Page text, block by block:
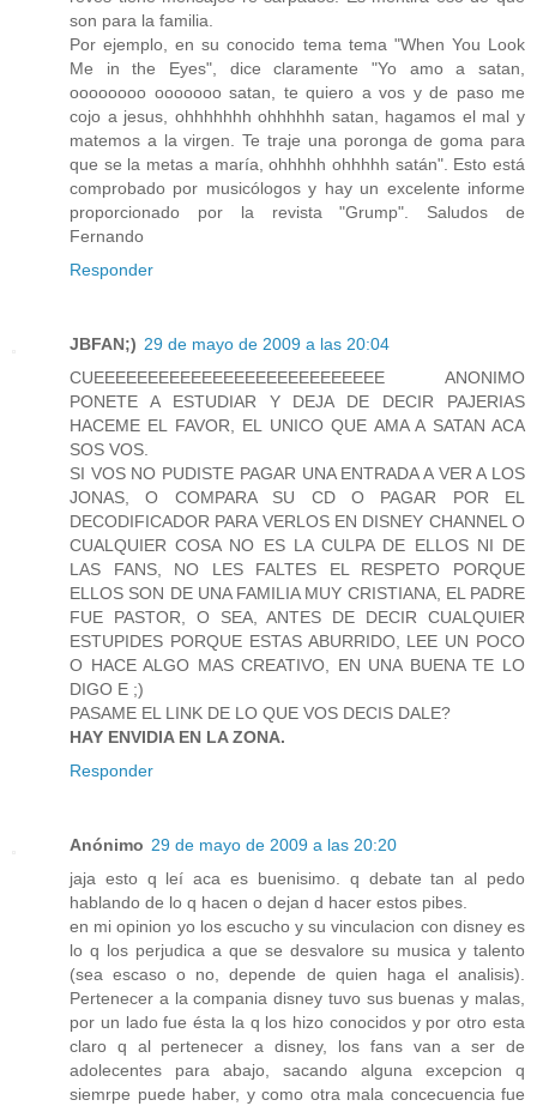
son para la familia.
Por ejemplo, en su conocido tema tema "When You Look
Me in the Eyes", dice claramente "Yo amo a satan,
oooooooo ooooooo satan, te quiero a vos y de paso me
cojo a jesus, ohhhhhhh ohhhhhh satan, hagamos el mal y
matemos a la virgen. Te traje una poronga de goma para
que se la metas a maría, ohhhhh ohhhhh satán". Esto está
comprobado por musicólogos y hay un excelente informe
proporcionado por la revista "Grump". Saludos de
Fernando
Responder
JBFAN;) 29 de mayo de 2009 a las 20:04
CUEEEEEEEEEEEEEEEEEEEEEEEEEEE ANONIMO
PONETE A ESTUDIAR Y DEJA DE DECIR PAJERIAS
HACEME EL FAVOR, EL UNICO QUE AMA A SATAN ACA
SOS VOS.
SI VOS NO PUDISTE PAGAR UNA ENTRADA A VER A LOS
JONAS, O COMPARA SU CD O PAGAR POR EL
DECODIFICADOR PARA VERLOS EN DISNEY CHANNEL O
CUALQUIER COSA NO ES LA CULPA DE ELLOS NI DE
LAS FANS, NO LES FALTES EL RESPETO PORQUE
ELLOS SON DE UNA FAMILIA MUY CRISTIANA, EL PADRE
FUE PASTOR, O SEA, ANTES DE DECIR CUALQUIER
ESTUPIDES PORQUE ESTAS ABURRIDO, LEE UN POCO
O HACE ALGO MAS CREATIVO, EN UNA BUENA TE LO
DIGO E ;)
PASAME EL LINK DE LO QUE VOS DECIS DALE?
HAY ENVIDIA EN LA ZONA.
Responder
Anónimo 29 de mayo de 2009 a las 20:20
jaja esto q leí aca es buenisimo. q debate tan al pedo
hablando de lo q hacen o dejan d hacer estos pibes.
en mi opinion yo los escucho y su vinculacion con disney es
lo q los perjudica a que se desvalore su musica y talento
(sea escaso o no, depende de quien haga el analisis).
Pertenecer a la compania disney tuvo sus buenas y malas,
por un lado fue ésta la q los hizo conocidos y por otro esta
claro q al pertenecer a disney, los fans van a ser de
adolecentes para abajo, sacando alguna excepcion q
siemrpe puede haber, y como otra mala concecuencia fue